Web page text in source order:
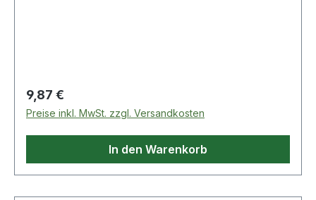
Regulärer Preis:
9,87 €
Preise inkl. MwSt. zzgl. Versandkosten
In den Warenkorb